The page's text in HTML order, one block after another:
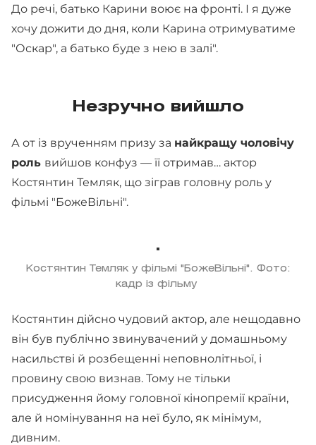
До речі, батько Карини воює на фронті. І я дуже
хочу дожити до дня, коли Карина отримуватиме
"Оскар", а батько буде з нею в залі".
Незручно вийшло
А от із врученням призу за найкращу чоловічу
роль вийшов конфуз — її отримав… актор
Костянтин Темляк, що зіграв головну роль у
фільмі "БожеВільні".
Костянтин Темляк у фільмі "БожеВільні". Фото:
кадр із фільму
Костянтин дійсно чудовий актор, але нещодавно
він був публічно звинувачений у домашньому
насильстві й розбещенні неповнолітньої, і
провину свою визнав. Тому не тільки
присудження йому головної кінопремії країни,
але й номінування на неї було, як мінімум,
дивним.